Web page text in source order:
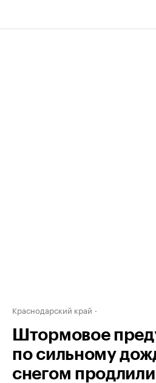
Краснодарский край
Штормовое
по сильному
снегом